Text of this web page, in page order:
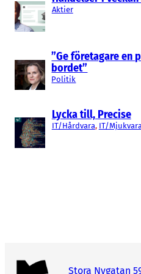
Aktier
”Ge företagare en
bordet”
Politik
Lycka till, Precise
IT/Hårdvara, IT/
Stora Nygatan